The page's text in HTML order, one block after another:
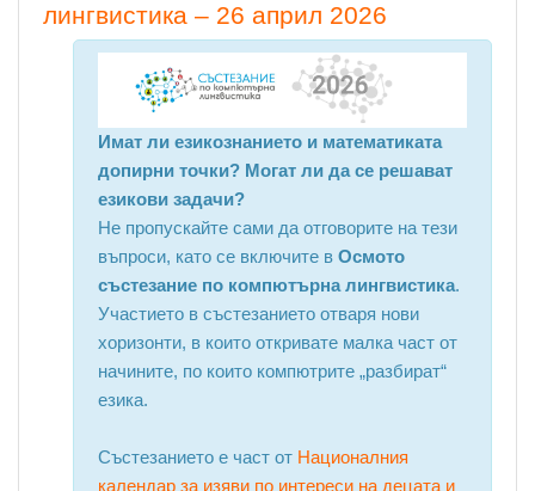
лингвистика – 26 април 2026
Имат ли езикознанието и математиката
допирни точки? Могат ли да се решават
езикови задачи?
Не пропускайте сами да отговорите на тези
въпроси, като се включите в Осмото
състезание по компютърна лингвистика.
Участието в състезанието отваря нови
хоризонти, в които откривате малка част от
начините, по които компютрите „разбират“
езика.
Състезанието е част от Националния
календар за изяви по интереси на децата и